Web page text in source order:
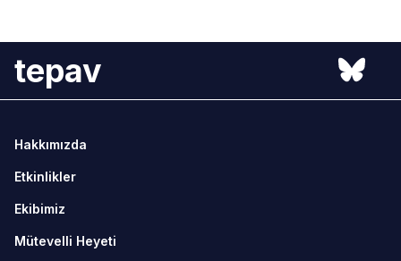
tepav
Hakkımızda
Etkinlikler
Ekibimiz
Mütevelli Heyeti